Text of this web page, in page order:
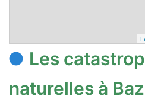
Les
naturelles à